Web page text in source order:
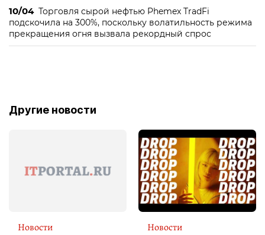
10/04 Торговля сырой нефтью Phemex TradFi
подскочила на 300%, поскольку волатильность режима
прекращения огня вызвала рекордный спрос
Другие новости
Новости Новости